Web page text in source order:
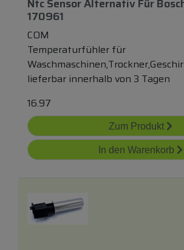
Ntc Sensor Alternativ Für
170961
COM
Temperaturfühler für
lieferbar innerhalb von 3 Tagen
16.97
Zum Produkt
In den Warenkorb